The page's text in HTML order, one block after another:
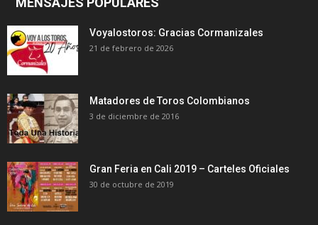
Voyalostoros: Gracias Cormanizales
21 de febrero de 2026
Matadores de Toros Colombianos
3 de diciembre de 2016
Gran Feria en Cali 2019 – Carteles Oficiales
30 de octubre de 2019